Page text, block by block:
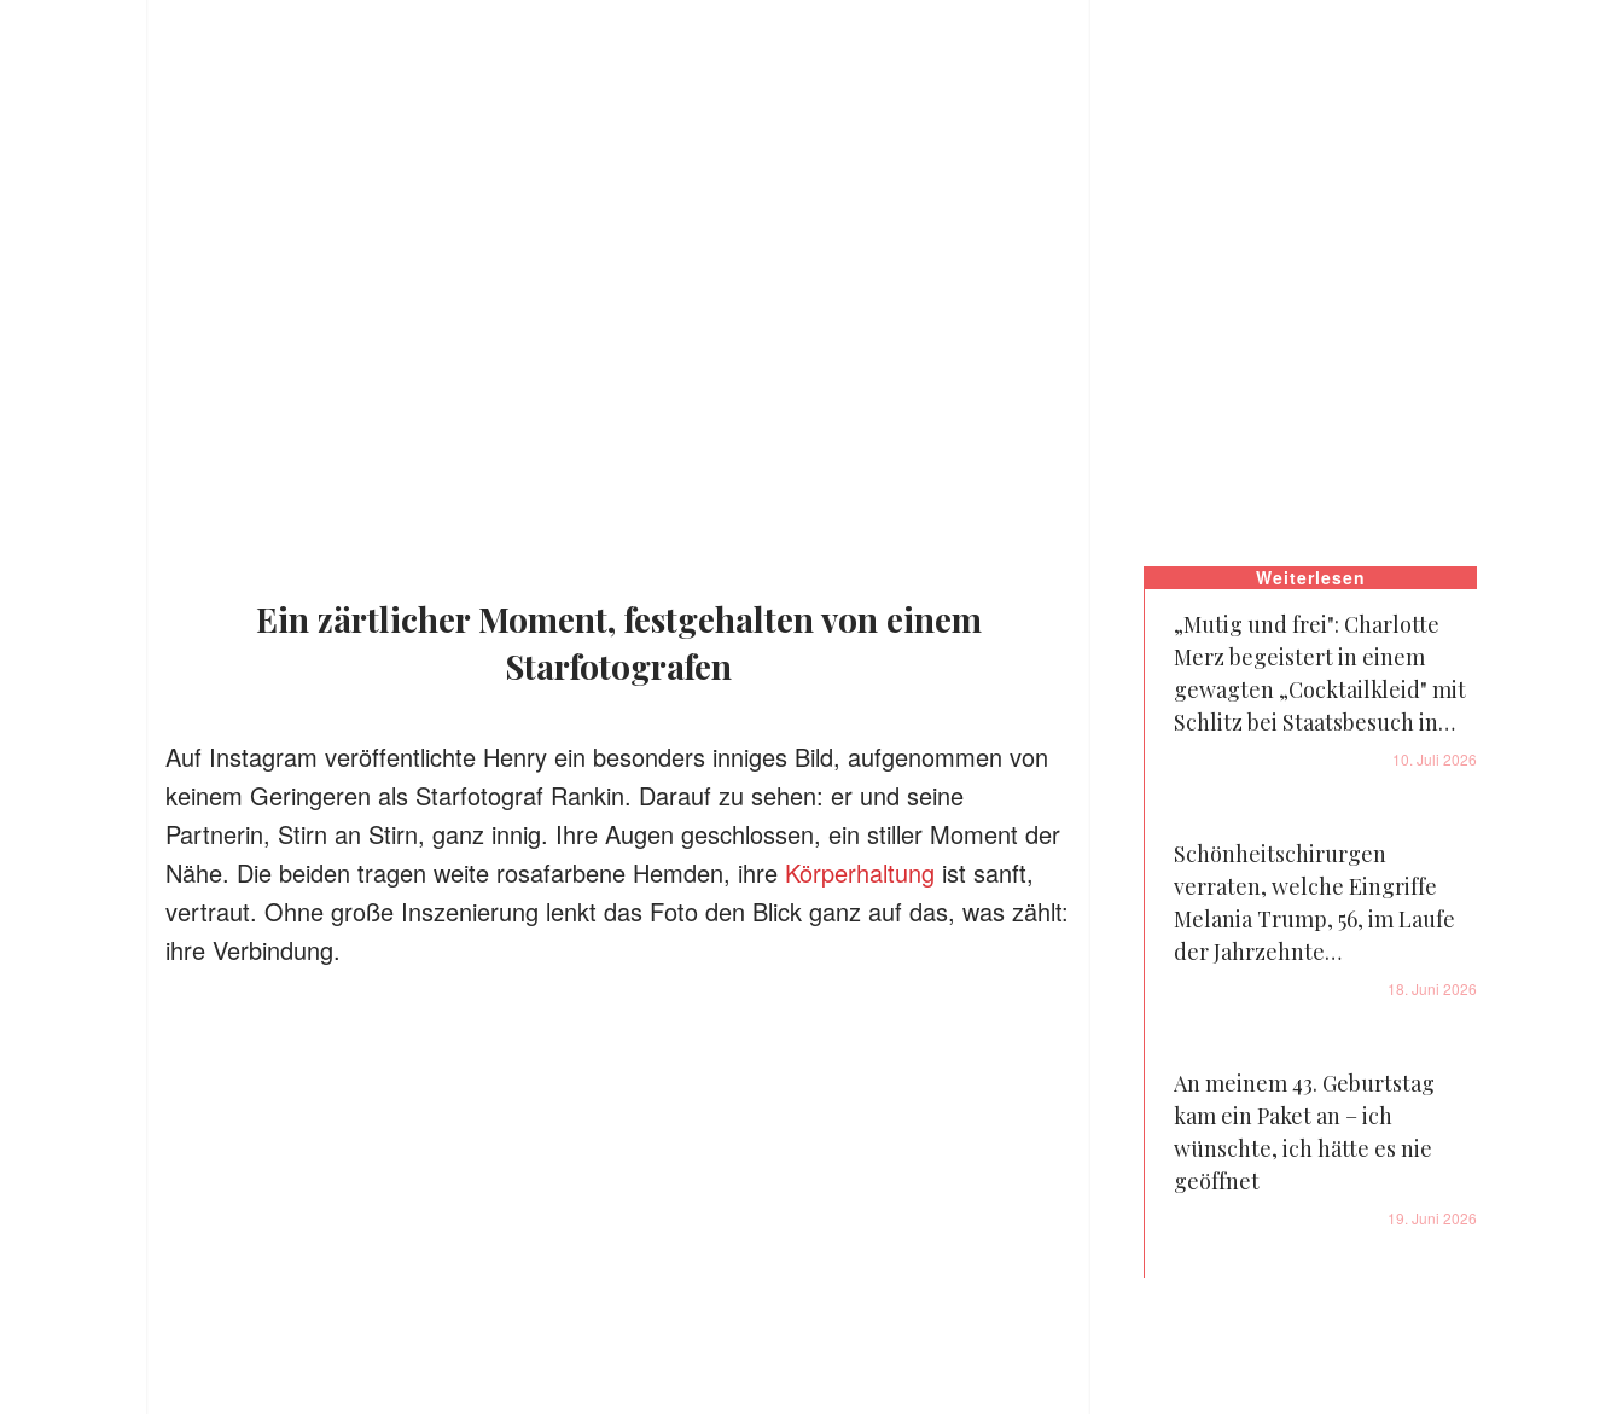
Ein zärtlicher Moment, festgehalten von einem
Starfotografen
Auf Instagram veröffentlichte Henry ein besonders inniges Bild, aufgenommen von
keinem Geringeren als Starfotograf Rankin. Darauf zu sehen: er und seine
Partnerin, Stirn an Stirn, ganz innig. Ihre Augen geschlossen, ein stiller Moment der
Nähe. Die beiden tragen weite rosafarbene Hemden, ihre Körperhaltung ist sanft,
vertraut. Ohne große Inszenierung lenkt das Foto den Blick ganz auf das, was zählt:
ihre Verbindung.
Weiterlesen
„Mutig und frei": Charlotte
Merz begeistert in einem
gewagten „Cocktailkleid" mit
Schlitz bei Staatsbesuch in
10. Juli 2026
Schönheitschirurgen
verraten, welche Eingriffe
Melania Trump, 56, im Laufe
der Jahrzehnte
möglicherweise vornehmen
Fotos
18. Juni 2026
An meinem 43. Geburtstag
kam ein Paket an – ich
wünschte, ich hätte es nie
geöffnet
19. Juni 2026